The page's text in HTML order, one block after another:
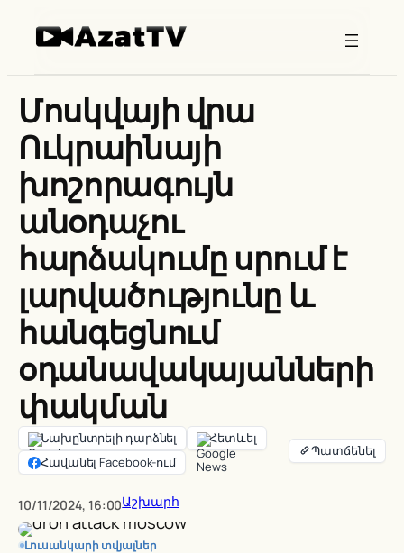
Մոսկվայի վրա
Ուկրաինայի
խոշորագույն
անօդաչու
հարձակումը սրում է
լարվածությունը և
հանգեցնում
օդանավակայանների
փակման
Նախընտրելի դարձնել
Հետևել
Հավանել Facebook-ում
10/11/2024, 16:00Աշխարհ
Լուսանկարի տվյալներ